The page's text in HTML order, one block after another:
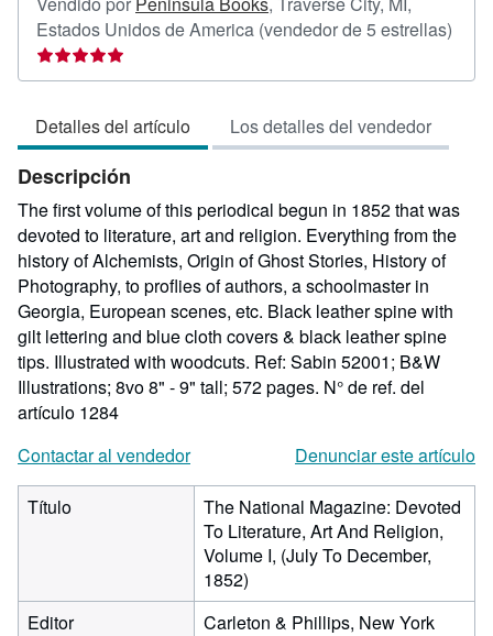
Estados Unidos de America (vendedor de 5 estrellas)
Detalles del artículo Los detalles del vendedor
Descripción
The first volume of this periodical begun in 1852 that was
devoted to literature, art and religion. Everything from the
history of Alchemists, Origin of Ghost Stories, History of
Photography, to proflies of authors, a schoolmaster in
Georgia, European scenes, etc. Black leather spine with
gilt lettering and blue cloth covers & black leather spine
tips. Illustrated with woodcuts. Ref: Sabin 52001; B&W
Illustrations; 8vo 8" - 9" tall; 572 pages. N° de ref. del
artículo 1284
Contactar al vendedor
Denunciar este artículo
Título
The National Magazine: Devoted
To Literature, Art And Religion,
Volume I, (July To December,
1852)
Editor
Carleton & Phillips, New York